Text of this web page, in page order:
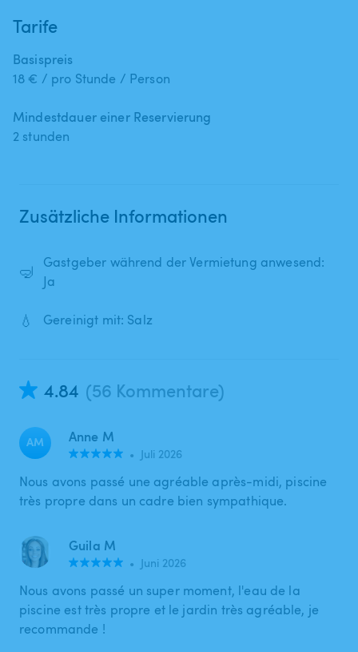
Tarife
Basispreis
18 € / pro Stunde / Person
Mindestdauer einer Reservierung
2 stunden
Zusätzliche Informationen
🤿
Gastgeber während der Vermietung anwesend:
Ja
💧 Gereinigt mit: Salz
4.84 (56 Kommentare)
AM Anne M
• Juli 2026
Nous avons passé une agréable après-midi, piscine
très propre dans un cadre bien sympathique.
Guila M
• Juni 2026
Nous avons passé un super moment, l'eau de la
piscine est très propre et le jardin très agréable, je
recommande !